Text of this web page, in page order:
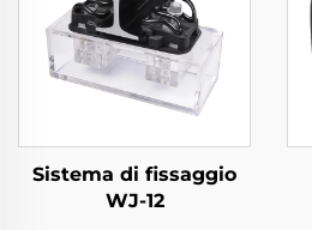
Sistema di fissaggio
WJ-12